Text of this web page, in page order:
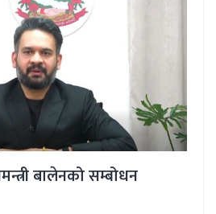
बालेनको सम्बोधन